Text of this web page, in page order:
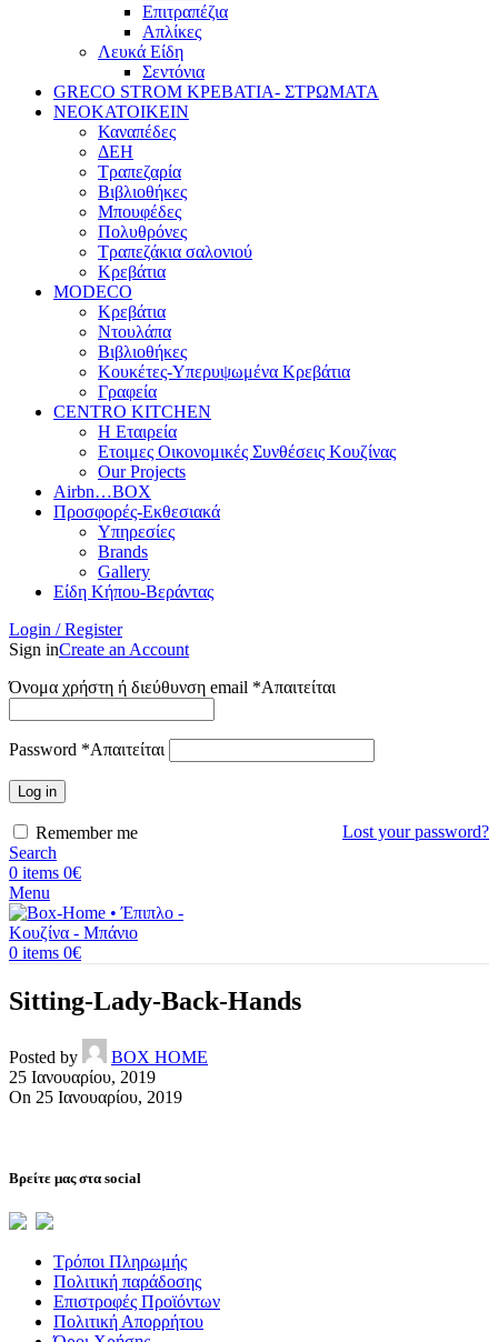
Επιτραπέζια
Απλίκες
Λευκά Είδη
Σεντόνια
GRECO STROM ΚΡΕΒΑΤΙΑ- ΣΤΡΩΜΑΤΑ
ΝΕΟΚΑΤΟΙΚΕΙΝ
Καναπέδες
ΔΕΗ
Τραπεζαρία
Βιβλιοθήκες
Μπουφέδες
Πολυθρόνες
Τραπεζάκια σαλονιού
Κρεβάτια
MODECO
Κρεβάτια
Ντουλάπα
Βιβλιοθήκες
Κουκέτες-Υπερυψωμένα Κρεβάτια
Γραφεία
CENTRO KITCHEN
Η Εταιρεία
Ετοιμες Οικονομικές Συνθέσεις Κουζίνας
Our Projects
Airbn…BOX
Προσφορές-Εκθεσιακά
Υπηρεσίες
Brands
Gallery
Είδη Κήπου-Βεράντας
Login / Register
Sign inCreate an Account
Όνομα χρήστη ή διεύθυνση email *Απαιτείται
Password *Απαιτείται
Log in
Lost your password?
Remember me
Search
0 items 0€
Menu
0 items 0€
Sitting-Lady-Back-Hands
Posted by
BOX HOME
25 Ιανουαρίου, 2019
On 25 Ιανουαρίου, 2019
Βρείτε μας στα social
Τρόποι Πληρωμής
Πολιτική παράδοσης
Επιστροφές Προϊόντων
Πολιτική Απορρήτου